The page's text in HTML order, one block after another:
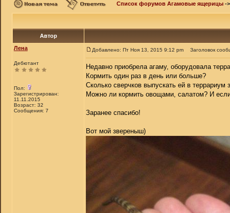
Список форумов Агамовые ящерицы ->
Автор
Лена
Дебютант
Пол:
Зарегистрирован:
11.11.2015
Возраст: 32
Сообщения: 7
Добавлено: Пт Ноя 13, 2015 9:12 pm Заголовок
Недавно приобрела агаму, оборудовала
Кормить один раз в день или больше?
Сколько сверчков выпускать ей в террариум
Можно ли кормить овощами, салатом? И
Заранее спасибо!
Вот мой звереныш)